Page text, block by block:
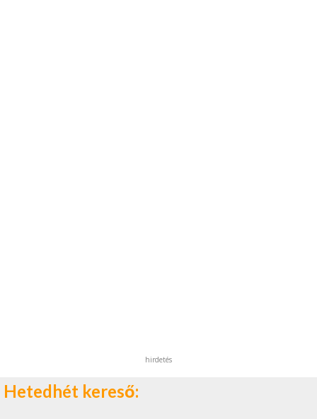
hirdetés
Hetedhét kereső: